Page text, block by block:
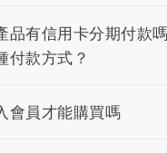
品有信用卡分期付款
付款方式？
會員才能購買嗎